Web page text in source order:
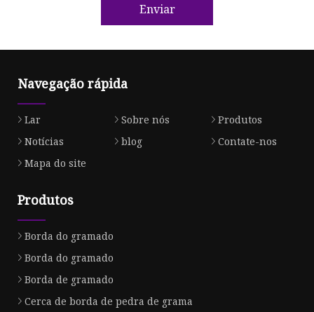
Enviar
Navegação rápida
Lar Sobre nós
Produtos
Notícias
blog
Contate-nos
Mapa do site
Produtos
Borda do gramado
Borda do gramado
Borda de gramado
Cerca de borda de pedra de grama